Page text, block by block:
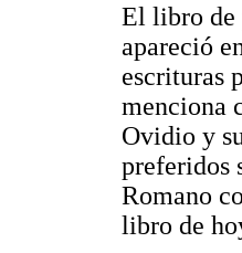
El libro de
apareció
escrituras
menciona
Ovidio y
preferidos
Romano
libro de